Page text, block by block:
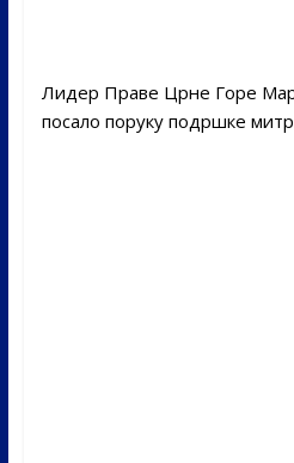
Лидер Праве Црне Горе
посало поруку подршке